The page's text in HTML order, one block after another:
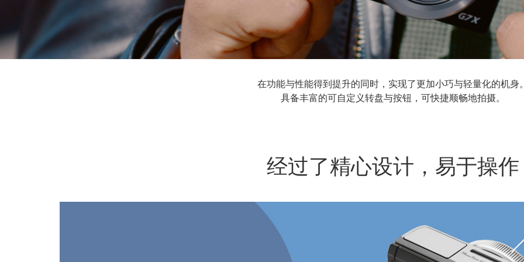
在功能与性能得到提升的同时，实现了更加小巧与轻量化的机身
具备丰富的可自定义转盘与按钮，可快捷顺畅地拍摄。
经过了精心设计，易于操作